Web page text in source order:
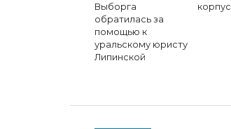
Выборга
обратилась за
помощью к
уральскому юристу
Липинской
корпус